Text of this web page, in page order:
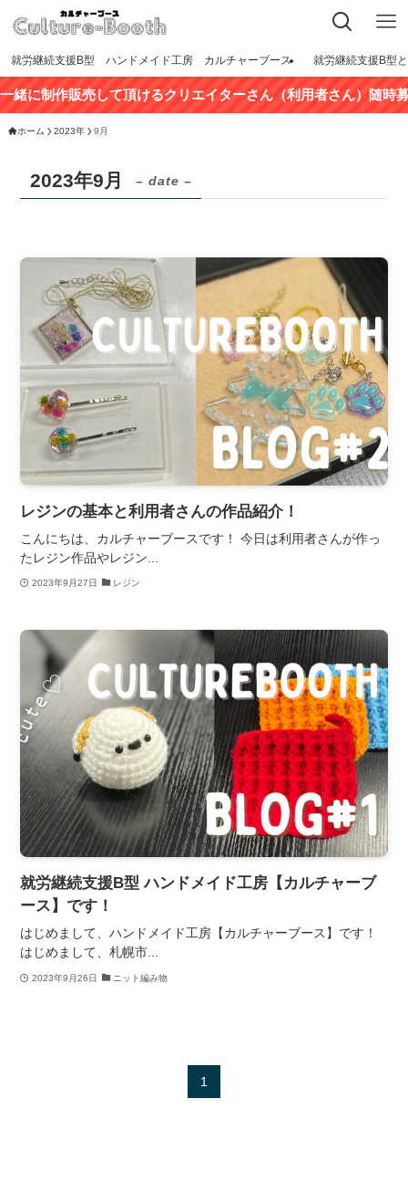
就労継続支援B型 ハンドメイド工房 カルチャーブース 就労継続支援B型
制作販売して頂けるクリエイターさん（利用者さん）随時募集
ホーム 2023年 9月
2023年9月 – date –
レジンの基本と利用者さんの作品紹介！
こんにちは、カルチャーブースです！ 今日は利用者さんが作っ
たレジン作品やレジン...
2023年9月27日 レジン
就労継続支援B型 ハンドメイド工房【カルチャーブ
ース】です！
はじめまして、ハンドメイド工房【カルチャーブース】です！
はじめまして、札幌市...
2023年9月26日 ニット編み物
1